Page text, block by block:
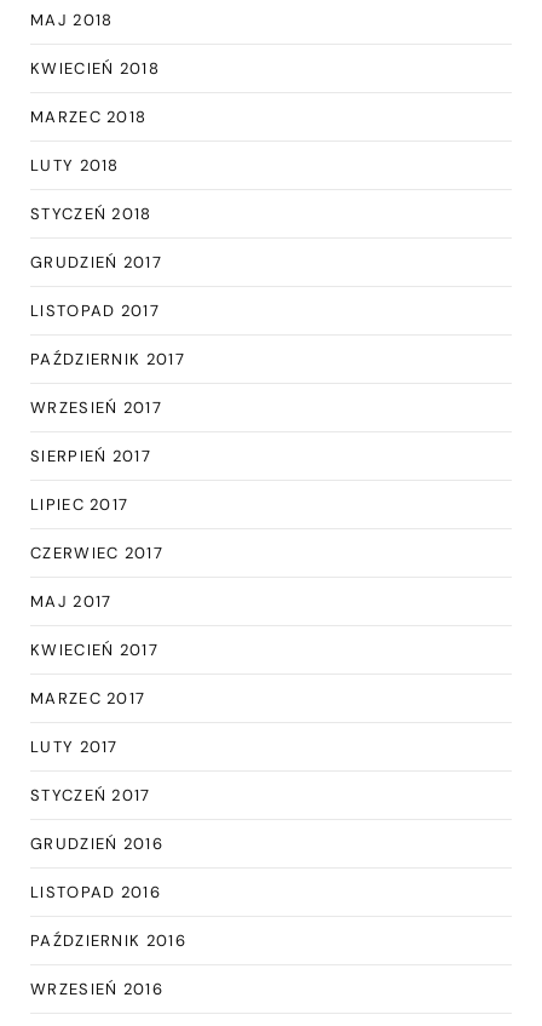
MAJ 2018
KWIECIEŃ 2018
MARZEC 2018
LUTY 2018
STYCZEŃ 2018
GRUDZIEŃ 2017
LISTOPAD 2017
PAŹDZIERNIK 2017
WRZESIEŃ 2017
SIERPIEŃ 2017
LIPIEC 2017
CZERWIEC 2017
MAJ 2017
KWIECIEŃ 2017
MARZEC 2017
LUTY 2017
STYCZEŃ 2017
GRUDZIEŃ 2016
LISTOPAD 2016
PAŹDZIERNIK 2016
WRZESIEŃ 2016